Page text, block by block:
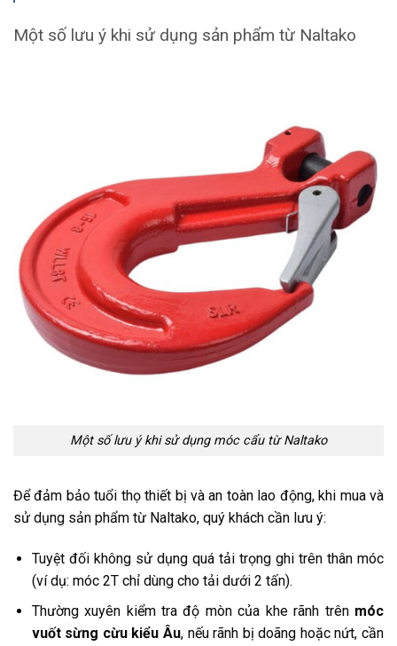
Một số lưu ý khi sử dụng sản phẩm từ Naltako
Một số lưu ý khi sử dụng móc cẩu từ Naltako
Để đảm bảo tuổi thọ thiết bị và an toàn lao động, khi mua và
sử dụng sản phẩm từ Naltako, quý khách cần lưu ý:
Tuyệt đối không sử dụng quá tải trọng ghi trên thân móc
(ví dụ: móc 2T chỉ dùng cho tải dưới 2 tấn).
Thường xuyên kiểm tra độ mòn của khe rãnh trên móc
vuốt sừng cừu kiểu Âu, nếu rãnh bị doãng hoặc nứt, cần